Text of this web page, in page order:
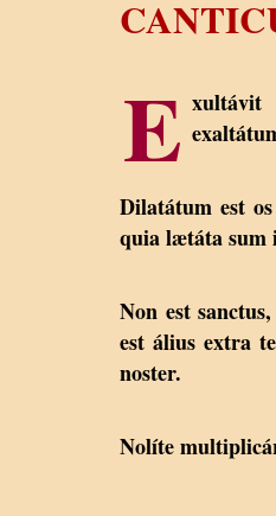
E xultávit
Dilatátum est
quia lætáta sum
Non est
est álius extra
noster.
Nolíte